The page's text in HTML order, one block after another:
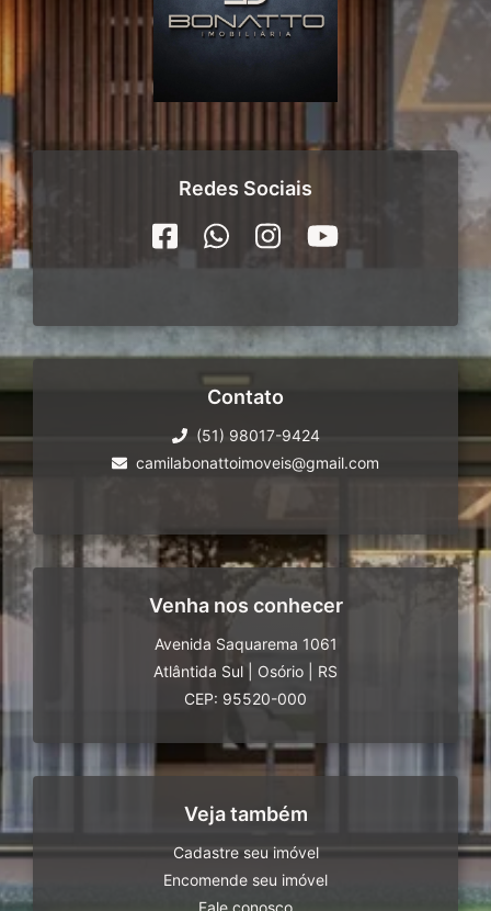
Redes Sociais
Contato
(51) 98017-9424
camilabonattoimoveis@gmail.com
Venha nos conhecer
Avenida Saquarema 1061
Atlântida Sul
Osório
RS
CEP: 95520-000
Veja também
Cadastre seu imóvel
Encomende seu imóvel
Fale conosco